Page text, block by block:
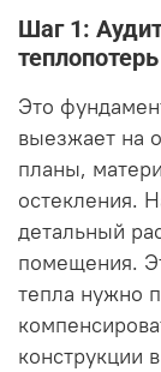
Шаг 1:
теплопотерь
Это
выезжает на
планы,
остекления.
детальный
помещения.
тепла нужно
конструкции